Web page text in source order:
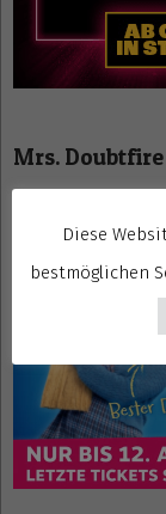
Mrs.
Diese
bestmöglichen